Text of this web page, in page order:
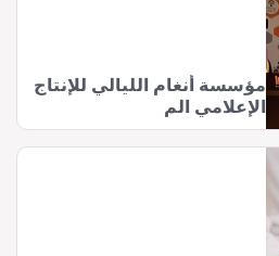
مؤسسة أنغام الليالي للإنتاج
الإعلامي الم